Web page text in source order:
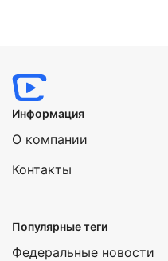
Информация
О компании
Контакты
Популярные теги
Федеральные новости